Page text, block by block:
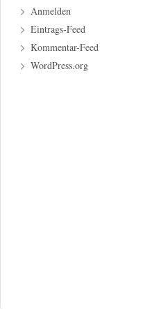
Anmelden
Eintrags-Feed
Kommentar-Feed
WordPress.org